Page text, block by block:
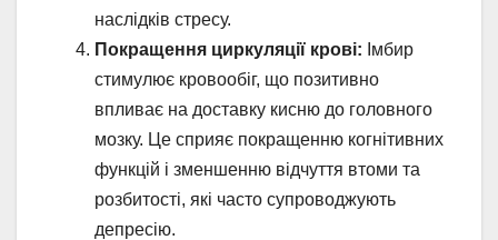
наслідків стресу.
Покращення циркуляції крові: Імбир
стимулює кровообіг, що позитивно
впливає на доставку кисню до головного
мозку. Це сприяє покращенню когнітивних
функцій і зменшенню відчуття втоми та
розбитості, які часто супроводжують
депресію.